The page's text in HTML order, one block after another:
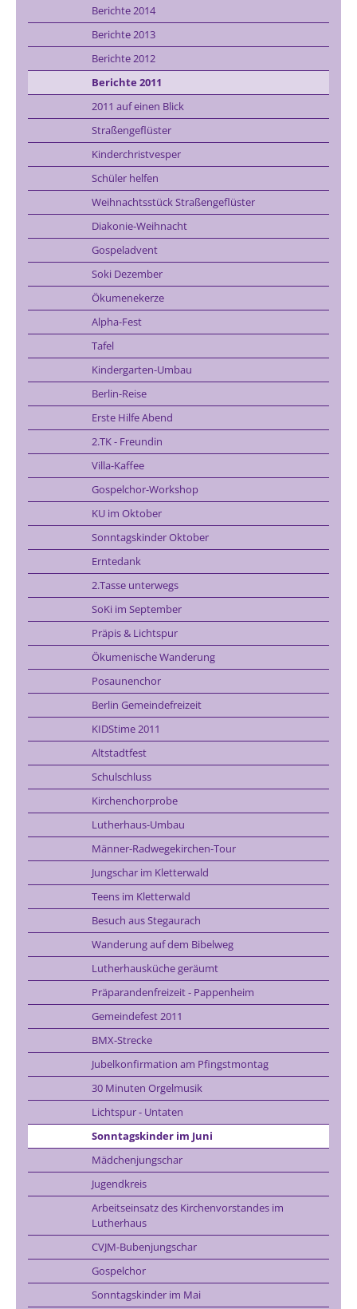
Berichte 2014
Berichte 2013
Berichte 2012
Berichte 2011
2011 auf einen Blick
Straßengeflüster
Kinderchristvesper
Schüler helfen
Weihnachtsstück Straßengeflüster
Diakonie-Weihnacht
Gospeladvent
Soki Dezember
Ökumenekerze
Alpha-Fest
Tafel
Kindergarten-Umbau
Berlin-Reise
Erste Hilfe Abend
2.TK - Freundin
Villa-Kaffee
Gospelchor-Workshop
KU im Oktober
Sonntagskinder Oktober
Erntedank
2.Tasse unterwegs
SoKi im September
Präpis & Lichtspur
Ökumenische Wanderung
Posaunenchor
Berlin Gemeindefreizeit
KIDStime 2011
Altstadtfest
Schulschluss
Kirchenchorprobe
Lutherhaus-Umbau
Männer-Radwegekirchen-Tour
Jungschar im Kletterwald
Teens im Kletterwald
Besuch aus Stegaurach
Wanderung auf dem Bibelweg
Lutherhausküche geräumt
Präparandenfreizeit - Pappenheim
Gemeindefest 2011
BMX-Strecke
Jubelkonfirmation am Pfingstmontag
30 Minuten Orgelmusik
Lichtspur - Untaten
Sonntagskinder im Juni
Mädchenjungschar
Jugendkreis
Arbeitseinsatz des Kirchenvorstandes im
Lutherhaus
CVJM-Bubenjungschar
Gospelchor
Sonntagskinder im Mai